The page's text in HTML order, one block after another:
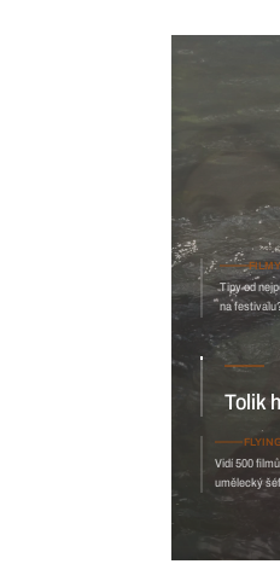
FILMY
Tipy od
na festivalu?
Tolik
Vidí 500
umělecký